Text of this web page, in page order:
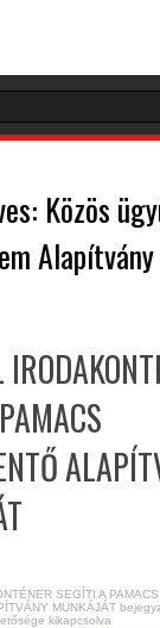
Közös
Alapítvány
SEGÍTI A PAMACS
MUNKÁJÁT
kikapcsolva